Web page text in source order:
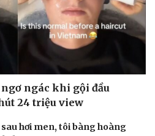
ngác khi gội đầu
24 triệu view
hơi men, tôi bàng hoàng